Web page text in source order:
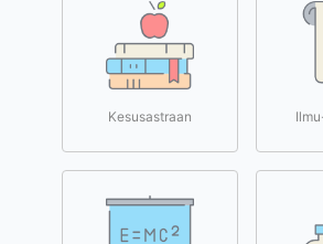
Kesusastraan